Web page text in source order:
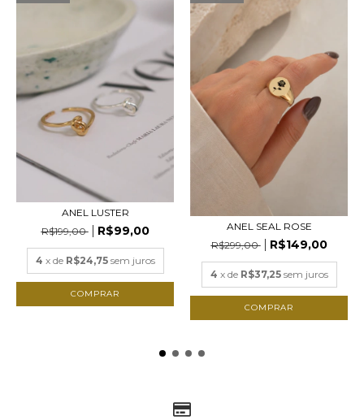
ANEL LUSTER
R$199,00
R$99,00
4 x de R$24,75 sem juros
COMPRAR
ANEL SEAL ROSE
R$299,00
R$149,00
4 x de R$37,25 sem juros
COMPRAR